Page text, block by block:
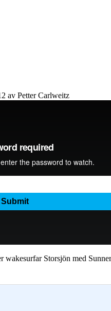
av Petter Carlweitz
Storsjön med